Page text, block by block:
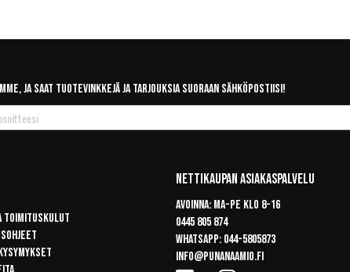
ja saat tuotevinkkejä ja tarjouksia suoraan sähköpostiisi!
toimituskulut
Nettikaupan Asiakaspalvelu
Avoinna: Ma-pe klo 8-16
0445 805 874
Whatsapp: 044-5805873
info@punanaamio.fi